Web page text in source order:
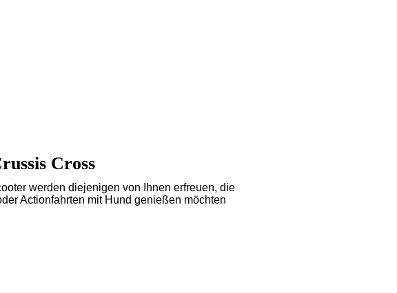
Cross
werden diejenigen von Ihnen erfreuen, die
Actionfahrten mit Hund genießen möchten